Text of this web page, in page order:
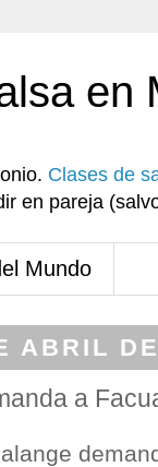
en
Clases de
en pareja
Mundo
ABRIL
a